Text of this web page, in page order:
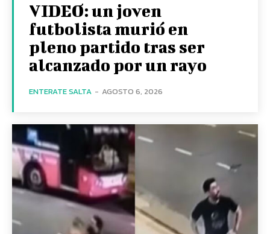
VIDEO: un joven
futbolista murió en
pleno partido tras ser
alcanzado por un rayo
ENTERATE SALTA - AGOSTO 6, 2026